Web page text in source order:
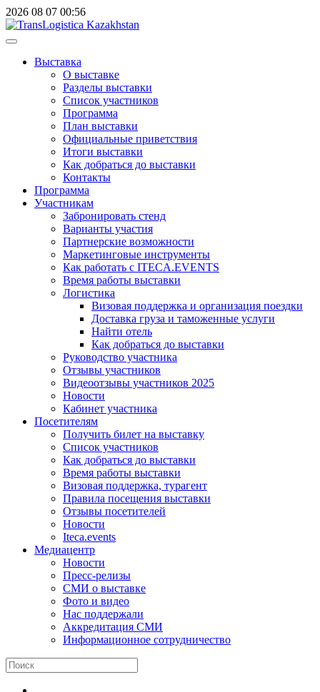
2026 08 07 00:56
Выставка
О выставке
Разделы выставки
Список участников
Программа
План выставки
Официальные приветствия
Итоги выставки
Как добраться до выставки
Контакты
Программа
Участникам
Забронировать стенд
Варианты участия
Партнерские возможности
Маркетинговые инструменты
Как работать с ITECA.EVENTS
Время работы выставки
Логистика
Визовая поддержка и организация поездки
Доставка груза и таможенные услуги
Найти отель
Как добраться до выставки
Руководство участника
Отзывы участников
Видеоотзывы участников 2025
Новости
Кабинет участника
Посетителям
Получить билет на выставку
Список участников
Как добраться до выставки
Время работы выставки
Визовая поддержка, турагент
Правила посещения выставки
Отзывы посетителей
Новости
Iteca.events
Медиацентр
Новости
Пресс-релизы
СМИ о выставке
Фото и видео
Нас поддержали
Аккредитация СМИ
Информационное сотрудничество